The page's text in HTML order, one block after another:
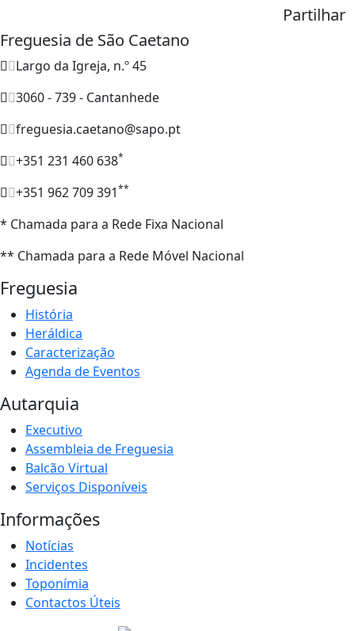
Partilhar
Freguesia de São Caetano
Largo da Igreja, n.º 45
3060 - 739 - Cantanhede
freguesia.caetano@sapo.pt
+351 231 460 638*
+351 962 709 391**
* Chamada para a Rede Fixa Nacional
** Chamada para a Rede Móvel Nacional
Freguesia
História
Heráldica
Caracterização
Agenda de Eventos
Autarquia
Executivo
Assembleia de Freguesia
Balcão Virtual
Serviços Disponíveis
Informações
Notícias
Incidentes
Toponímia
Contactos Úteis